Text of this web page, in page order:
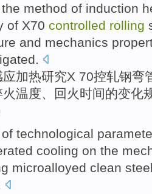
method of induction
of X70 controlled rolling
and mechanics
.
应加热研究X 70控轧钢弯
温度、
回火时间的变化
of technological
cooling on the
microalloyed clean